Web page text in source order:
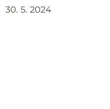
30. 5. 2024